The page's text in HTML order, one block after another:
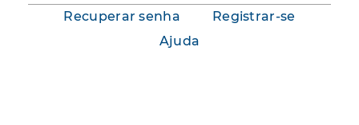
Recuperar senha
Registrar-se
Ajuda